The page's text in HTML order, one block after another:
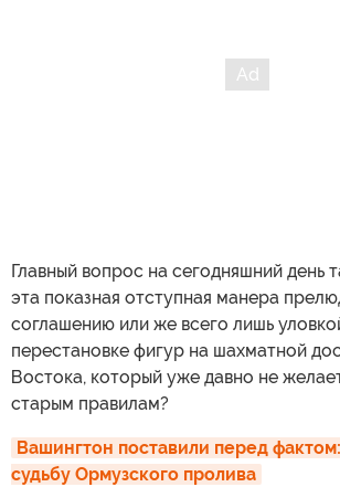
Главный вопрос на сегодняшний день
эта показная отступная манера
соглашению или же всего лишь
перестановке фигур на шахматной
Востока, который уже давно не
старым правилам?
Вашингтон поставили перед
судьбу Ормузского пролива